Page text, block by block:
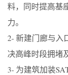
料，同时提高基
力。
2- 新建门廊与入
决高峰时段拥堵
3- 为建筑加装